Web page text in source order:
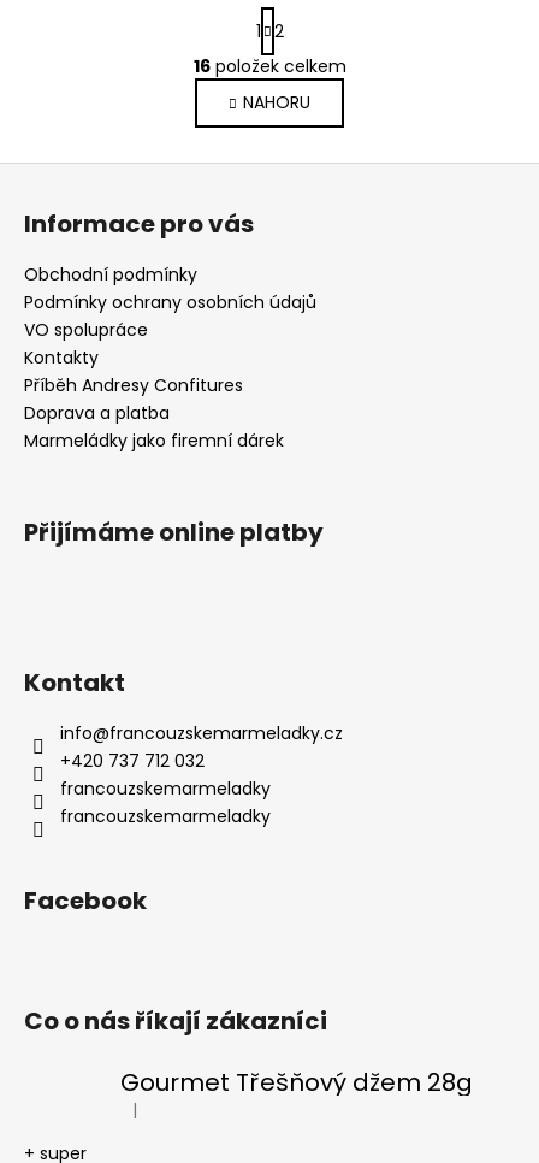
O
v
l
á
p
r
ý
s
S
t
r
á
n
k
o
1 2
16položek celkem
NAHORU
Informace pro vás
Obchodní podmínky
Podmínky ochrany osobních údajů
VO spolupráce
Kontakty
Příběh Andresy Confitures
Doprava a platba
Marmeládky jako firemní dárek
Přijímáme online platby
Kontakt
info@francouzskemarmeladky.cz
+420 737 712 032
francouzskemarmeladky
francouzskemarmeladky
Facebook
Co o nás říkají zákazníci
Gourmet Třešňový džem 28g
Hodnocení produktu je 5 z 5 hvězdiček.
|
+ super